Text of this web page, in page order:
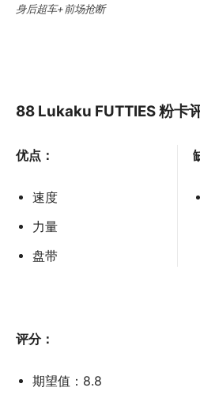
身后超车+前场抢断
88 Lukaku FUTTIES 粉卡
优点：
速度
力量
盘带
评分：
期望值：8.8